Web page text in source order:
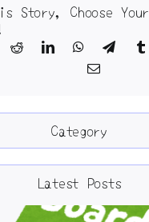
Story, Choose Your
Category
Latest Posts